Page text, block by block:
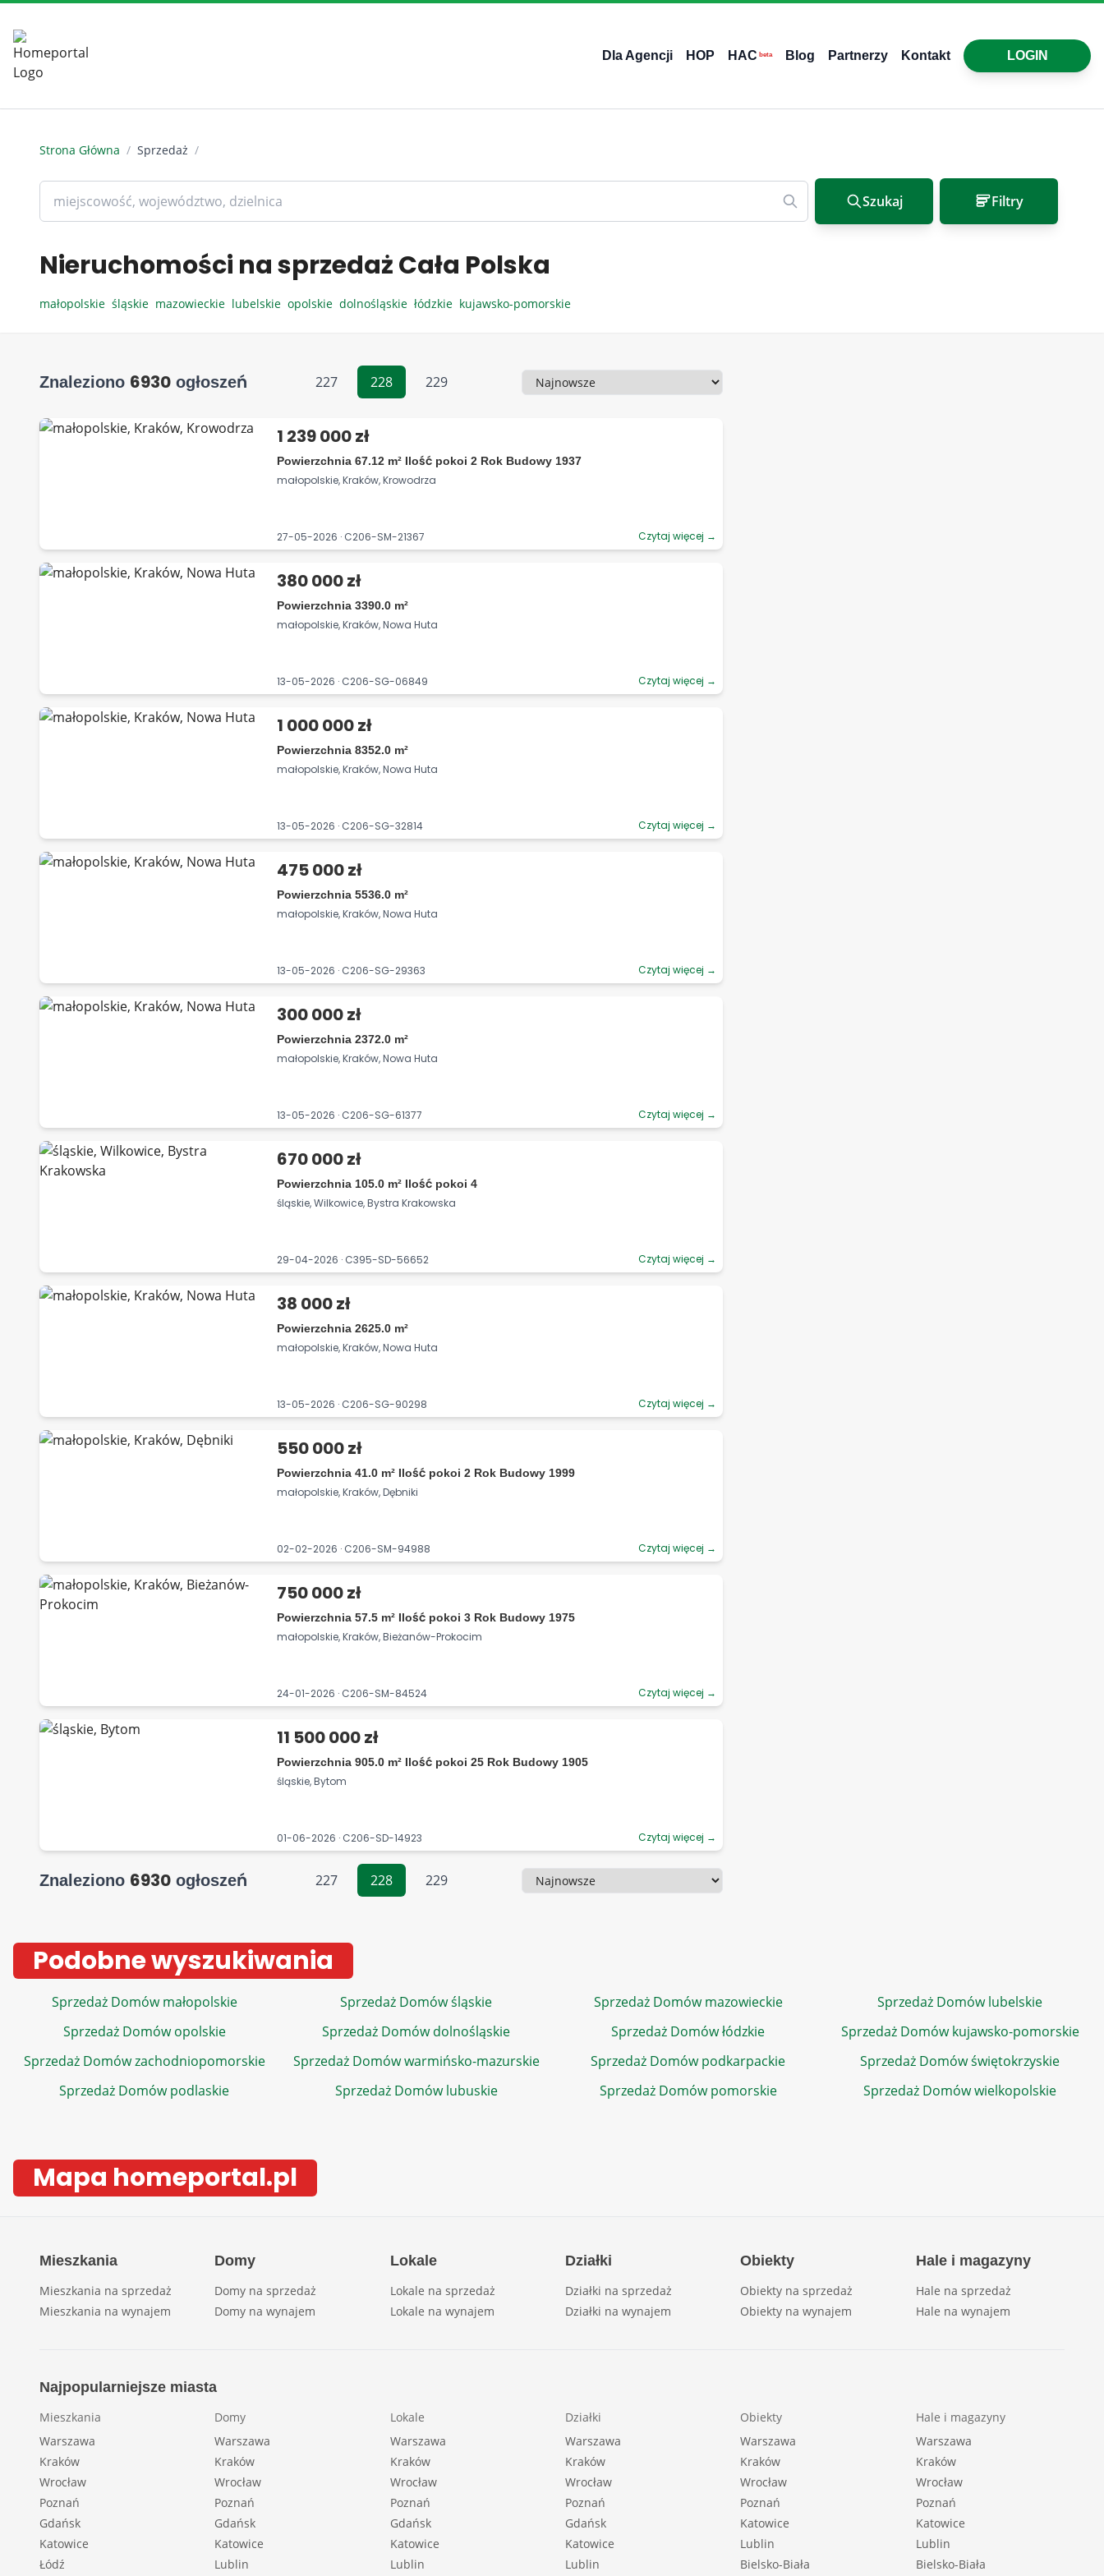
Dla Agencji HOP HAC beta Blog Partnerzy Kontakt LOGIN
Strona Główna / Sprzedaż /
Szukaj Filtry
Nieruchomości na sprzedaż Cała Polska
małopolskie śląskie mazowieckie lubelskie opolskie dolnośląskie łódzkie kujawsko-pomorskie
Znaleziono 6930 ogłoszeń 227 228 229 Sortowanie
1 239 000 zł
Powierzchnia 67.12 m² Ilość pokoi 2 Rok Budowy 1937
małopolskie, Kraków, Krowodrza
27-05-2026 · C206-SM-21367 Czytaj więcej →
380 000 zł
Powierzchnia 3390.0 m²
małopolskie, Kraków, Nowa Huta
13-05-2026 · C206-SG-06849 Czytaj więcej →
1 000 000 zł
Powierzchnia 8352.0 m²
małopolskie, Kraków, Nowa Huta
13-05-2026 · C206-SG-32814 Czytaj więcej →
475 000 zł
Powierzchnia 5536.0 m²
małopolskie, Kraków, Nowa Huta
13-05-2026 · C206-SG-29363 Czytaj więcej →
300 000 zł
Powierzchnia 2372.0 m²
małopolskie, Kraków, Nowa Huta
13-05-2026 · C206-SG-61377 Czytaj więcej →
670 000 zł
Powierzchnia 105.0 m² Ilość pokoi 4
śląskie, Wilkowice, Bystra Krakowska
29-04-2026 · C395-SD-56652 Czytaj więcej →
38 000 zł
Powierzchnia 2625.0 m²
małopolskie, Kraków, Nowa Huta
13-05-2026 · C206-SG-90298 Czytaj więcej →
550 000 zł
Powierzchnia 41.0 m² Ilość pokoi 2 Rok Budowy 1999
małopolskie, Kraków, Dębniki
02-02-2026 · C206-SM-94988 Czytaj więcej →
750 000 zł
Powierzchnia 57.5 m² Ilość pokoi 3 Rok Budowy 1975
małopolskie, Kraków, Bieżanów-Prokocim
24-01-2026 · C206-SM-84524 Czytaj więcej →
11 500 000 zł
Powierzchnia 905.0 m² Ilość pokoi 25 Rok Budowy 1905
śląskie, Bytom
01-06-2026 · C206-SD-14923 Czytaj więcej →
Znaleziono 6930 ogłoszeń 227 228 229 Sortowanie
Podobne wyszukiwania
Sprzedaż Domów małopolskie Sprzedaż Domów śląskie Sprzedaż Domów mazowieckie
Sprzedaż Domów lubelskie
Sprzedaż Domów opolskie
Sprzedaż Domów dolnośląskie Sprzedaż Domów łódzkie
Sprzedaż Domów kujawsko-pomorskie
Sprzedaż Domów zachodniopomorskie
Sprzedaż Domów warmińsko-mazurskie Sprzedaż Domów podkarpackie
Sprzedaż Domów świętokrzyskie
Sprzedaż Domów podlaskie
Sprzedaż Domów lubuskie Sprzedaż Domów pomorskie Sprzedaż Domów wielkopolskie
Mapa homeportal.pl
Mieszkania
Mieszkania na sprzedaż
Mieszkania na wynajem
Domy
Domy na sprzedaż
Domy na wynajem
Lokale
Lokale na sprzedaż
Lokale na wynajem
Działki
Działki na sprzedaż
Działki na wynajem
Obiekty
Obiekty na sprzedaż
Obiekty na wynajem
Hale i magazyny
Hale na sprzedaż
Hale na wynajem
Najpopularniejsze miasta
Mieszkania
Warszawa
Kraków
Wrocław
Poznań
Gdańsk
Katowice
Łódź
Domy
Warszawa
Kraków
Wrocław
Poznań
Gdańsk
Katowice
Lublin
Lokale
Warszawa
Kraków
Wrocław
Poznań
Gdańsk
Katowice
Lublin
Działki
Warszawa
Kraków
Wrocław
Poznań
Gdańsk
Katowice
Lublin
Obiekty
Warszawa
Kraków
Wrocław
Poznań
Katowice
Lublin
Bielsko-Biała
Hale i magazyny
Warszawa
Kraków
Wrocław
Poznań
Katowice
Lublin
Bielsko-Biała